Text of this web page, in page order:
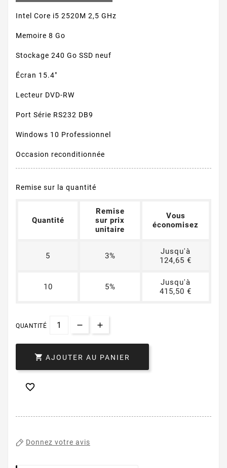
Intel Core i5 2520M 2,5 GHz
Memoire 8 Go
Stockage 240 Go SSD neuf
Écran 15.4"
Lecteur DVD-RW
Port Série RS232 DB9
Windows 10 Professionnel
Occasion reconditionnée
Remise sur la quantité
Quantité
Remise
sur prix
unitaire
Vous
économisez
5 3%
Jusqu'à
124,65 €
10 5%
Jusqu'à
415,50 €
QUANTITÉ
 AJOUTER AU PANIER

Donnez votre avis